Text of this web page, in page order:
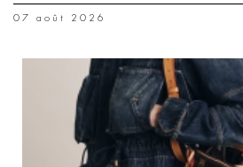
07 août 2026